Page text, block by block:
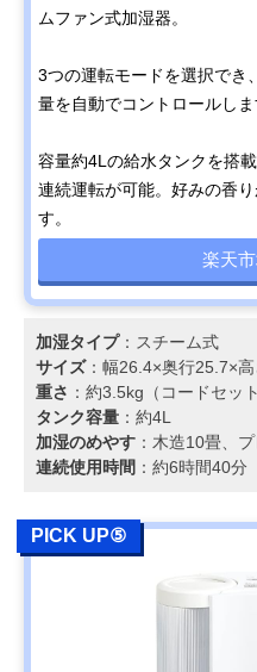
ムファン式加湿器。
3つの運転モードを選択でき
量を自動でコントロールしま
容量約4Lの給水タンクを搭
連続運転が可能。好みの香
す。
楽天
加湿タイプ：スチーム式
サイズ：幅26.4×奥行25.7×高
重さ ：約3.5kg（コードセッ
タンク容量 ：約4L
加湿のめやす ：木造10畳、
連続使用時間 ：約6時間40分
PICK UP⑤